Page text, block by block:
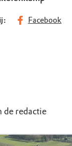
Facebook
de redactie